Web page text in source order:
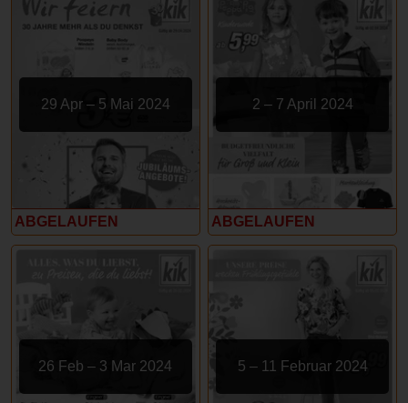
29 Apr – 5 Mai 2024
ABGELAUFEN
2 – 7 April 2024
ABGELAUFEN
26 Feb – 3 Mar 2024 5 – 11 Februar 2024